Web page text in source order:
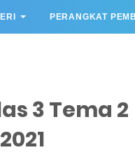
PERANGKAT
3 Tema 2